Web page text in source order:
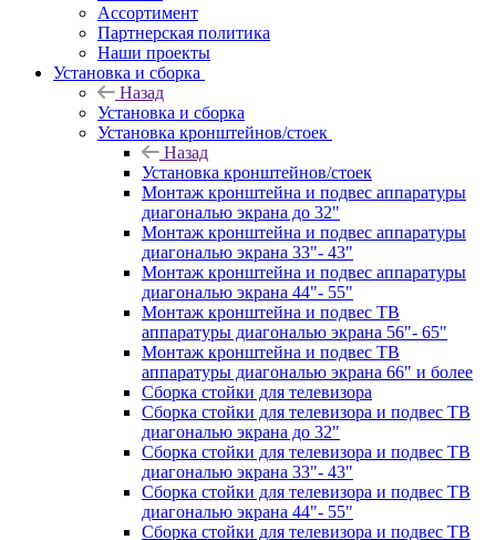
Ассортимент
Партнерская политика
Наши проекты
Установка и сборка
Назад
Установка и сборка
Установка кронштейнов/стоек
Назад
Установка кронштейнов/стоек
Монтаж кронштейна и подвес аппаратуры
диагональю экрана до 32"
Монтаж кронштейна и подвес аппаратуры
диагональю экрана 33"- 43"
Монтаж кронштейна и подвес аппаратуры
диагональю экрана 44"- 55"
Монтаж кронштейна и подвес ТВ
аппаратуры диагональю экрана 56"- 65"
Монтаж кронштейна и подвес ТВ
аппаратуры диагональю экрана 66" и более
Сборка стойки для телевизора
Сборка стойки для телевизора и подвес ТВ
диагональю экрана до 32"
Сборка стойки для телевизора и подвес ТВ
диагональю экрана 33"- 43"
Сборка стойки для телевизора и подвес ТВ
диагональю экрана 44"- 55"
Сборка стойки для телевизора и подвес ТВ